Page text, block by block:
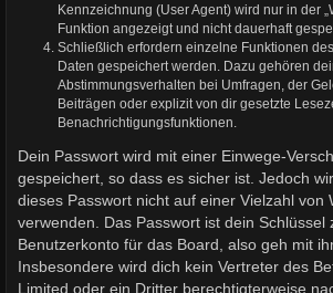
Kennzeichnung (User Agent) wird nur in der
Funktion angezeigt und nicht dauerhaft
Schließlich erfordern einzelne Funktionen
Daten gespeichert werden. Dazu gehören
Abstimmungsverhalten bei Umfragen, der
Beiträgen oder explizit von dir gesetzte
Benachrichtigungsfunktionen.
Dein Passwort wird mit einer Einwege-
gespeichert, so dass es sicher ist. Jedoch
dieses Passwort nicht auf einer Vielzahl von
verwenden. Das Passwort ist dein Schlüssel
Benutzerkonto für das Board, also geh mit
Insbesondere wird dich kein Vertreter des
Limited oder ein Dritter berechtigterweise